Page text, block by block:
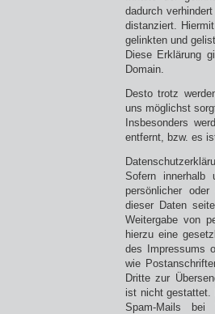
dadurch
distanziert.
gelinkten und
Diese Erklärung
Domain.
Desto trotz
uns möglichst
Insbesonders
entfernt, bzw. es
Sofern innerhalb
persönlicher
dieser Daten
Weitergabe von
hierzu eine
des Impressums
wie
Dritte zur
ist nicht gestattet.
Spam-Mails bei